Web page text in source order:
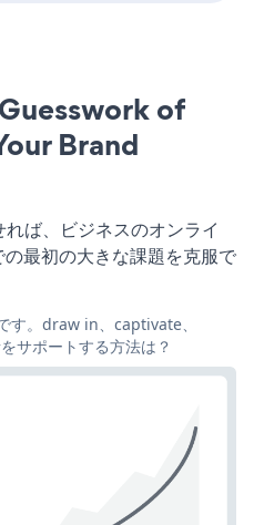
of
Brand
ば、ビジネスのオンライ
最初の大きな課題を克服で
す。draw in、captivate、
サポートする方法は？